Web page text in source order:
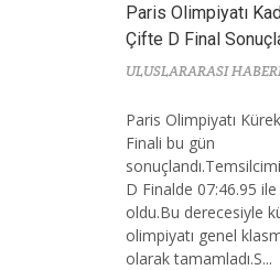
Paris Olimpiyatı
Çifte D Final
ULUSLARARASI
Paris Olimpiyatı
Finali bu gün
D Finalde 07:46.95
oldu.Bu derecesiyle
olimpiyatı genel
olarak tamamladı.S...